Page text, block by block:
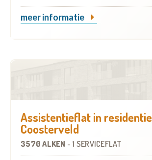
meer informatie
Assistentieflat in residentie
Coosterveld
3570 ALKEN -1 SERVICEFLAT